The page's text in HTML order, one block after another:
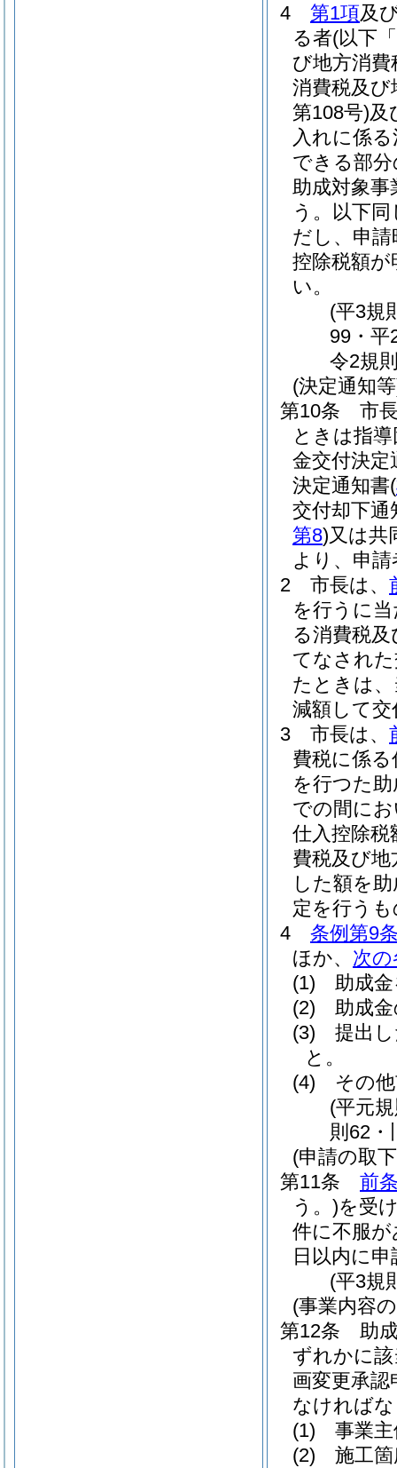
4
第1項及
る者(以下
び地方消
消費税及び
第108号)及
入れに係
できる部
助成対象
う。以下同
だし、申
控除税額
い。
(平3規
99・平
令2規
(決定通知
第10条
市
ときは指
金交付決定
決定通知書(
交付却下通
第8)又は共
より、申
2
市長は、
を行うに
る消費税
てなされ
たときは
減額して
3
市長は、
費税に係
を行つた
での間に
仕入控除
費税及び
した額を
定を行う
4
条例第9
ほか、 次
(1)
助成
(2)
助成
(3)
提出
と。
(4)
その
(平元
則62・
(申請の取
第11条
前
う。)を受
件に不服
日以内に
(平3規
(事業内容
第12条
助
ずれかに
画変更承認
なければ
(1)
事業
(2)
施工